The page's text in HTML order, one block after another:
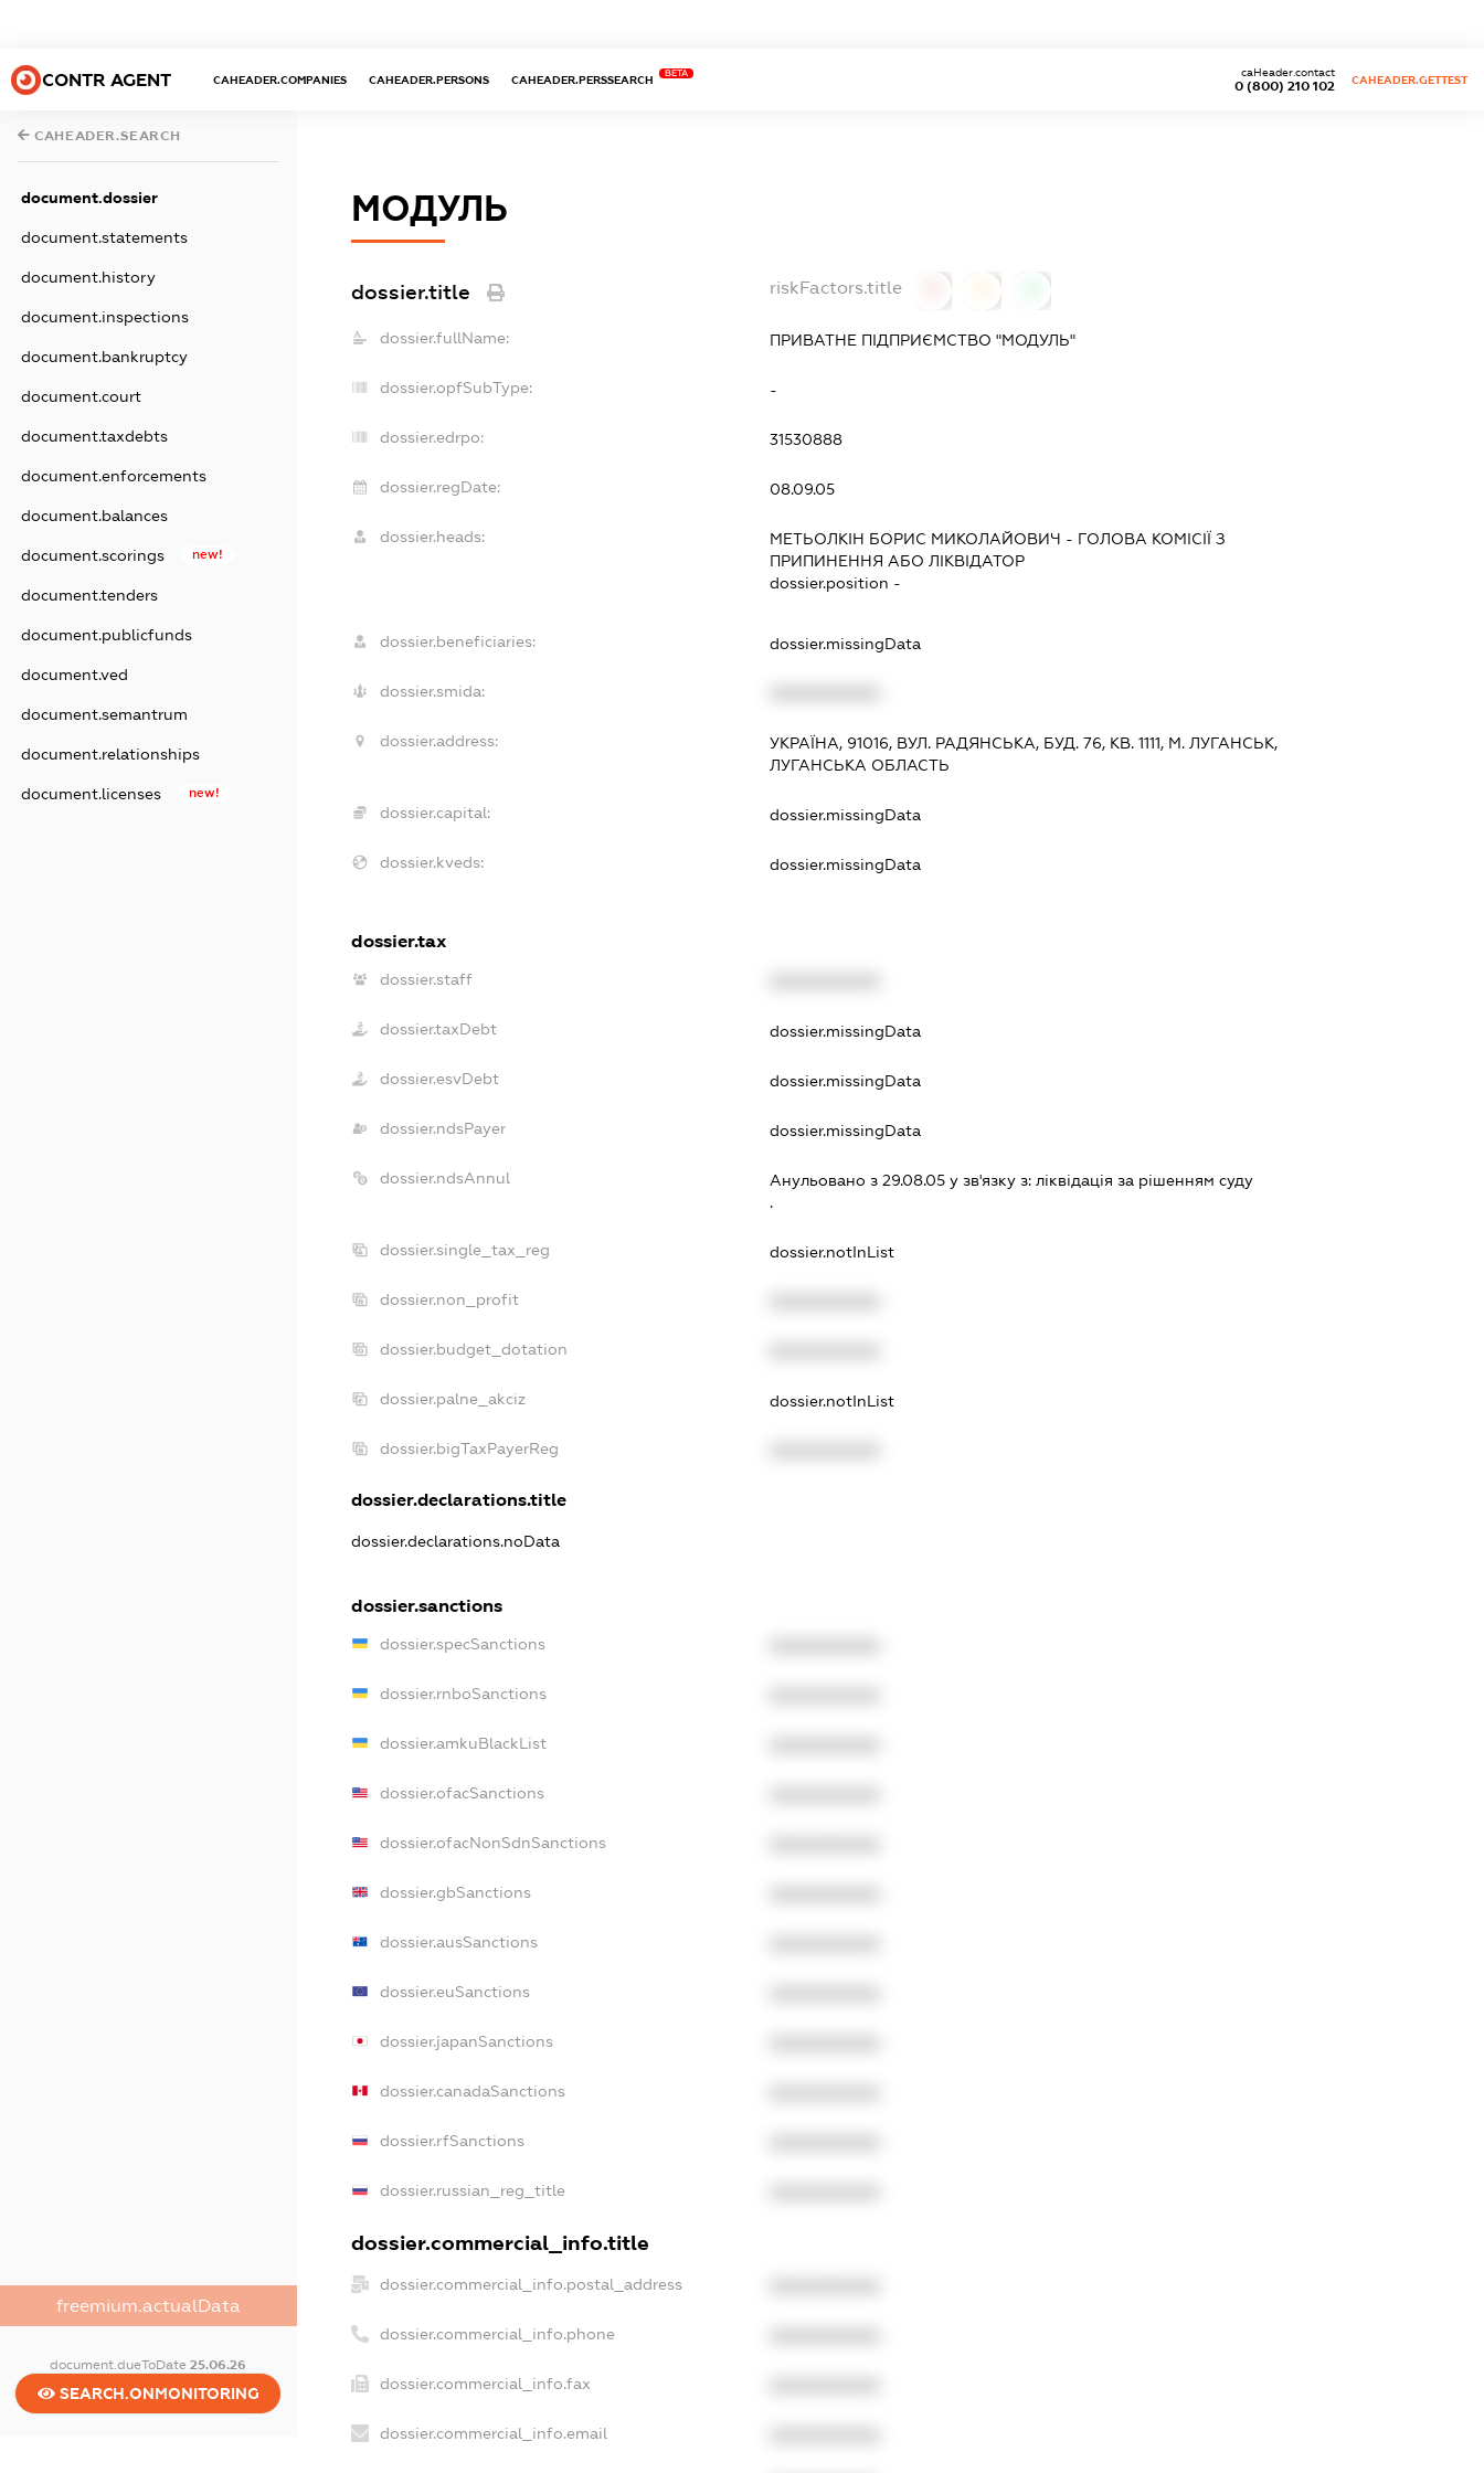
CONTR AGENT CAHEADER.COMPANIES CAHEADER.PERSONS CAHEADER.PERSSEARCH
BETA
0 (800) 210 102
caHeader.contact
CAHEADER.GETTEST
CAHEADER.SEARCH
document.dossier
document.statements
document.history
document.inspections
document.bankruptcy
document.court
document.taxdebts
document.enforcements
document.balances
document.scorings new!
document.tenders
document.publicfunds
document.ved
document.semantrum
document.relationships
document.licenses new!
freemium.actualData
document.dueToDate25.06.26
SEARCH.ONMONITORING
МОДУЛЬ
dossier.title riskFactors.title
dossier.fullName: ПРИВАТНЕ ПІДПРИЄМСТВО "МОДУЛЬ"
dossier.opfSubType: -
dossier.edrpo: 31530888
dossier.regDate: 08.09.05
dossier.heads: МЕТЬОЛКІН БОРИС МИКОЛАЙОВИЧ - ГОЛОВА КОМІСІЇ З
ПРИПИНЕННЯ АБО ЛІКВІДАТОР
dossier.position -
dossier.beneficiaries: dossier.missingData
dossier.smida:
dossier.address:
УКРАЇНА, 91016, ВУЛ. РАДЯНСЬКА, БУД. 76, КВ. 1111, М. ЛУГАНСЬК,
ЛУГАНСЬКА ОБЛАСТЬ
dossier.capital: dossier.missingData
dossier.kveds: dossier.missingData
dossier.tax
dossier.staff
dossier.taxDebt dossier.missingData
dossier.esvDebt dossier.missingData
dossier.ndsPayer dossier.missingData
dossier.ndsAnnul Анульовано з 29.08.05 у зв'язку з: лiквiдацiя за рiшенням суду
.
dossier.single_tax_reg dossier.notInList
dossier.non_profit
dossier.budget_dotation
dossier.palne_akciz dossier.notInList
dossier.bigTaxPayerReg
dossier.declarations.title
dossier.declarations.noData
dossier.sanctions
dossier.specSanctions
dossier.rnboSanctions
dossier.amkuBlackList
dossier.ofacSanctions
dossier.ofacNonSdnSanctions
dossier.gbSanctions
dossier.ausSanctions
dossier.euSanctions
dossier.japanSanctions
dossier.canadaSanctions
dossier.rfSanctions
dossier.russian_reg_title
dossier.commercial_info.title
dossier.commercial_info.postal_address
dossier.commercial_info.phone
dossier.commercial_info.fax
dossier.commercial_info.email